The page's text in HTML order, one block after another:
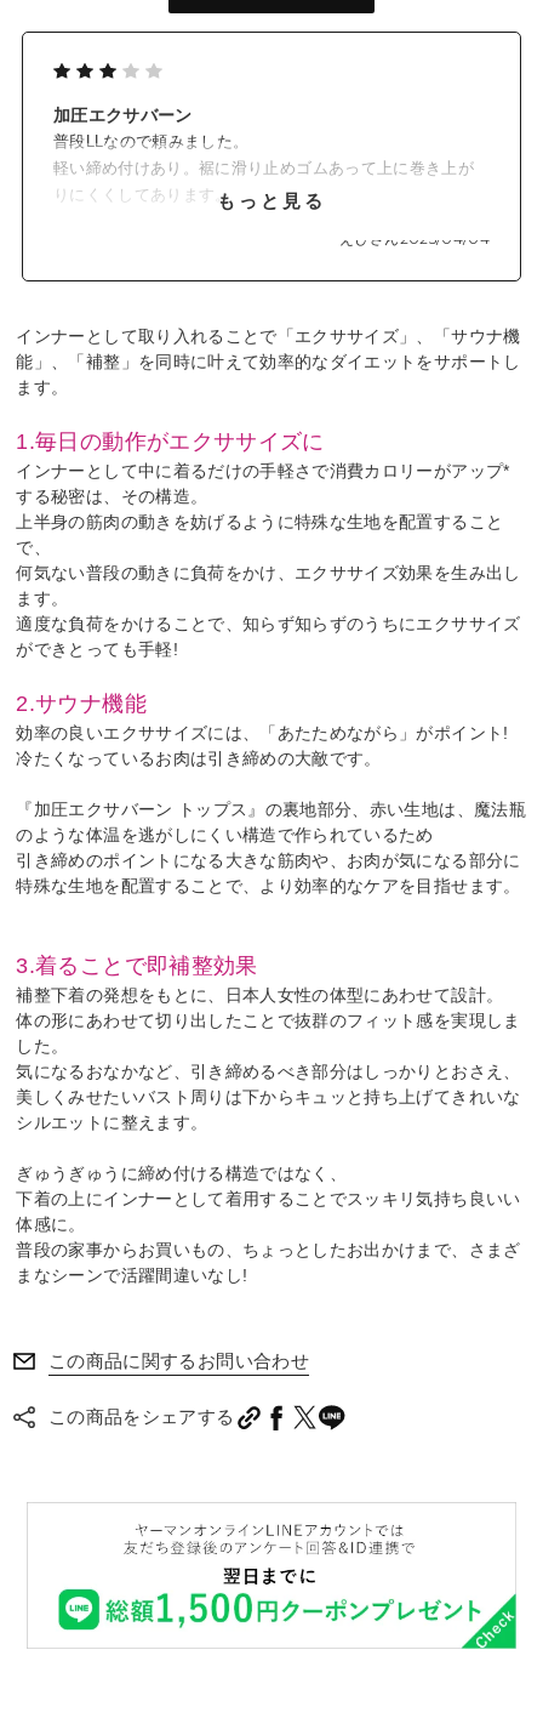
加圧エクサバーン
普段LLなので頼みました。
軽い締め付けあり。裾に滑り止めゴムあって上に巻き上が
りにくくしてあります。もっと見る
えびさん2025/04/04
インナーとして取り入れることで「エクササイズ」、「サウナ機
能」、「補整」を同時に叶えて効率的なダイエットをサポートし
ます。
1.毎日の動作がエクササイズに
インナーとして中に着るだけの手軽さで消費カロリーがアップ*
する秘密は、その構造。
上半身の筋肉の動きを妨げるように特殊な生地を配置すること
で、
何気ない普段の動きに負荷をかけ、エクササイズ効果を生み出し
ます。
適度な負荷をかけることで、知らず知らずのうちにエクササイズ
ができとっても手軽!
2.サウナ機能
効率の良いエクササイズには、「あたためながら」がポイント!
冷たくなっているお肉は引き締めの大敵です。
『加圧エクサバーン トップス』の裏地部分、赤い生地は、魔法瓶
のような体温を逃がしにくい構造で作られているため
引き締めのポイントになる大きな筋肉や、お肉が気になる部分に
特殊な生地を配置することで、より効率的なケアを目指せます。
3.着ることで即補整効果
補整下着の発想をもとに、日本人女性の体型にあわせて設計。
体の形にあわせて切り出したことで抜群のフィット感を実現しま
した。
気になるおなかなど、引き締めるべき部分はしっかりとおさえ、
美しくみせたいバスト周りは下からキュッと持ち上げてきれいな
シルエットに整えます。
ぎゅうぎゅうに締め付ける構造ではなく、
下着の上にインナーとして着用することでスッキリ気持ち良いい
体感に。
普段の家事からお買いもの、ちょっとしたお出かけまで、さまざ
まなシーンで活躍間違いなし!
この商品に関するお問い合わせ
この商品をシェアする